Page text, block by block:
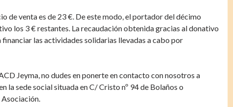
de venta es de 23 €. De este modo, el portador del décimo
los 3 € restantes. La recaudación obtenida gracias al donativo
las actividades solidarias llevadas a cabo por
Jeyma, no dudes en ponerte en contacto con nosotros a
en la sede social situada en C/ Cristo nº 94 de Bolaños o